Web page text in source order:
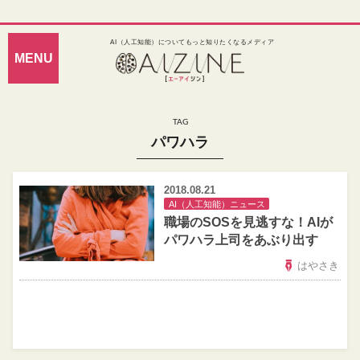
AI（人工知能）についてもっと知りたくなるメディア
パワハラ
2018.08.21
AI（人工知能）ニュース
職場のSOSを見逃すな！AIが
パワハラ上司をあぶり出す
はやさき